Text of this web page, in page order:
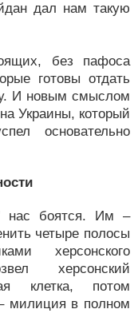
дал нам такую
без пафоса
готовы отдать
И новым смыслом
Украины, который
основательно
нас боятся. Им –
четыре полосы
херсонского
херсонский
клетка, потом
милиция в полном